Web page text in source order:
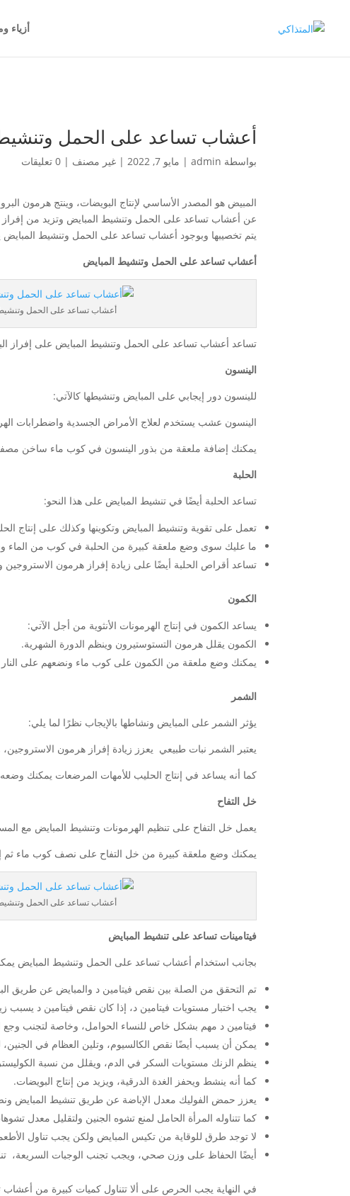
أزياء
أعشاب تساعد على الحمل
بواسطة admin
| مايو 7, 2022 | غير مصنف | 0 تعليقات
عن أعشاب تساعد على الحمل وتنشيط المبايض وتزيد من إفراز
يتم تخصيبها وبوجود أعشاب تساعد على الحمل وتنشيط
أعشاب تساعد على الحمل وتنشيط المبايض
أعشاب تساعد على الحمل
تساعد أعشاب تساعد على الحمل وتنشيط المبايض على إفراز
الينسون
للينسون دور إيجابي على المبايض وتنشيطها كالآتي:
الينسون عشب يستخدم لعلاج الأمراض الجسدية واضطرابات
يمكنك إضافة ملعقة من بذور الينسون في كوب ماء ساخن
الحلبة
تساعد الحلبة أيضًا في تنشيط المبايض على هذا النحو:
تعمل على تقوية وتنشيط المبايض وتكوينها وكذلك على إنتاج
ما عليك سوى وضع ملعقة كبيرة من الحلبة في كوب من الماء
تساعد أقراص الحلبة أيضًا على زيادة إفراز هرمون
الكمون
يساعد الكمون في إنتاج الهرمونات الأنثوية من أجل الآتي:
الكمون يقلل هرمون التستوستيرون وينظم الدورة الشهرية.
يمكنك وضع ملعقة من الكمون على كوب ماء ونضعهم على النار لمدة ٧ دقائق ثم تصفية وشربه مرتين في اليوم لمدة
الشمر
يؤثر الشمر على المبايض ونشاطها بالإيجاب نظرًا لما يلي:
يعتبر الشمر نبات طبيعي يعزز زيادة إفراز هرمون
كما أنه يساعد في إنتاج الحليب للأمهات المرضعات يمكنك
خل التفاح
يعمل خل التفاح على تنظيم الهرمونات وتنشيط المبايض مع
يمكنك وضع ملعقة كبيرة من خل التفاح على نصف كوب ماء ثم
أعشاب تساعد على الحمل
فيتامينات تساعد على تنشيط المبايض
بجانب استخدام أعشاب تساعد على الحمل وتنشيط المبايض
تم التحقق من الصلة بين نقص فيتامين د والمبايض عن طريق
يجب اختبار مستويات فيتامين د، إذا كان نقص فيتامين د
فيتامين د مهم بشكل خاص للنساء الحوامل، وخاصة لتجنب
يمكن أن يسبب أيضًا نقص الكالسيوم، وتلين العظام في
ينظم الزنك مستويات السكر في الدم، ويقلل من نسبة
كما أنه ينشط ويحفز الغدة الدرقية، ويزيد من إنتاج البويضات.
يعزز حمض الفوليك معدل الإباضة عن طريق تنشيط المبايض
كما تتناوله المرأة الحامل لمنع تشوه الجنين ولتقليل معدل
لا توجد طرق للوقاية من تكيس المبايض ولكن يجب تناول الأطعمة
أيضًا الحفاظ على وزن صحي، ويجب تجنب الوجبات السريعة، تناول
في النهاية يجب الحرص على ألا تتناول كميات كبيرة من